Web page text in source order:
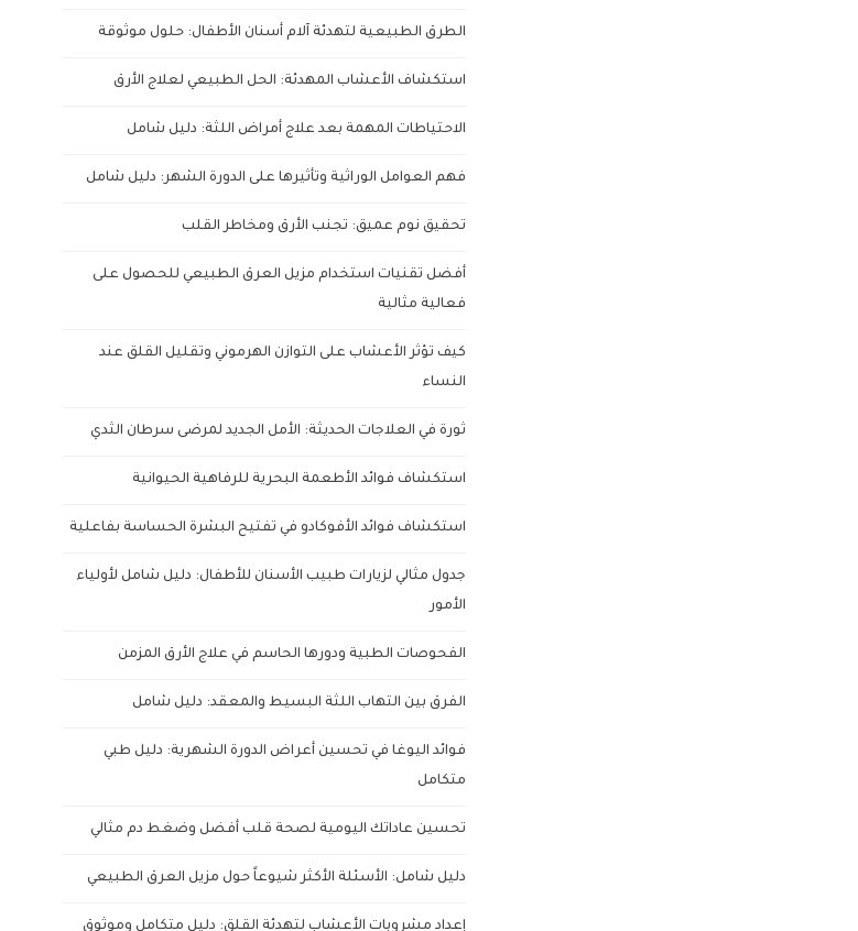
الطرق الطبيعية لتهدئة آلام أسنان الأطفال: حلول موثوقة
استكشاف الأعشاب المهدئة: الحل الطبيعي لعلاج الأرق
الاحتياطات المهمة بعد علاج أمراض اللثة: دليل شامل
فهم العوامل الوراثية وتأثيرها على الدورة الشهر: دليل شامل
تحقيق نوم عميق: تجنب الأرق ومخاطر القلب
أفضل تقنيات استخدام مزيل العرق الطبيعي للحصول على
فعالية مثالية
كيف تؤثر الأعشاب على التوازن الهرموني وتقليل القلق عند
النساء
ثورة في العلاجات الحديثة: الأمل الجديد لمرضى سرطان الثدي
استكشاف فوائد الأطعمة البحرية للرفاهية الحيوانية
استكشاف فوائد الأفوكادو في تفتيح البشرة الحساسة بفاعلية
جدول مثالي لزيارات طبيب الأسنان للأطفال: دليل شامل لأولياء
الأمور
الفحوصات الطبية ودورها الحاسم في علاج الأرق المزمن
الفرق بين التهاب اللثة البسيط والمعقد: دليل شامل
فوائد اليوغا في تحسين أعراض الدورة الشهرية: دليل طبي
متكامل
تحسين عاداتك اليومية لصحة قلب أفضل وضغط دم مثالي
دليل شامل: الأسئلة الأكثر شيوعاً حول مزيل العرق الطبيعي
إعداد مشروبات الأعشاب لتهدئة القلق: دليل متكامل وموثوق